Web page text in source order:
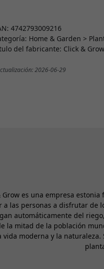
4742793009216
Home & Garden >
del fabricante: Click &
2026-06-29
Grow es una empresa
a las personas a disfrutar de
automáticamente del
la mitad de la población
vida moderna y la